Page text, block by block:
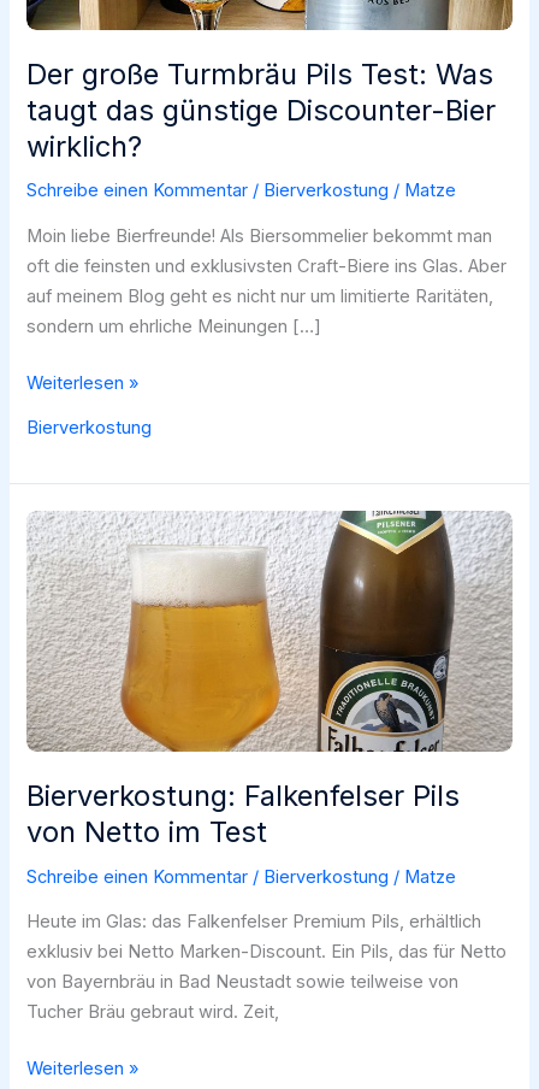
Der große Turmbräu Pils Test: Was
taugt das günstige Discounter-Bier
wirklich?
Schreibe einen Kommentar / Bierverkostung / Matze
Moin liebe Bierfreunde! Als Biersommelier bekommt man
oft die feinsten und exklusivsten Craft-Biere ins Glas. Aber
auf meinem Blog geht es nicht nur um limitierte Raritäten,
sondern um ehrliche Meinungen […]
Der
Was
taugt
das
günstige
Discounter-
Bier
wirklich?
Weiterlesen »
Bierverkostung
Bierverkostung: Falkenfelser Pils
von Netto im Test
Schreibe einen Kommentar / Bierverkostung / Matze
Heute im Glas: das Falkenfelser Premium Pils, erhältlich
exklusiv bei Netto Marken-Discount. Ein Pils, das für Netto
von Bayernbräu in Bad Neustadt sowie teilweise von
Tucher Bräu gebraut wird. Zeit,
Bierverkostung:
Weiterlesen »